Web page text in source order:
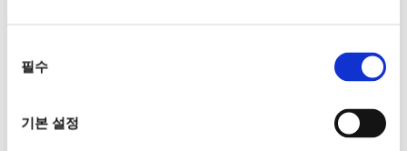
선택
필수
기본 설정